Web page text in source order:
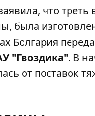
что треть
была
Болгария
"Гвоздика". В
от поставок